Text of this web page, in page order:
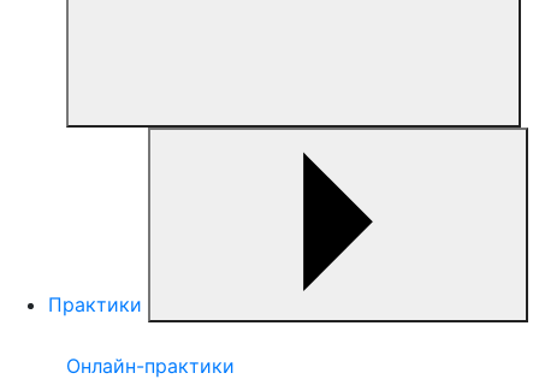
Практики
Онлайн-практики